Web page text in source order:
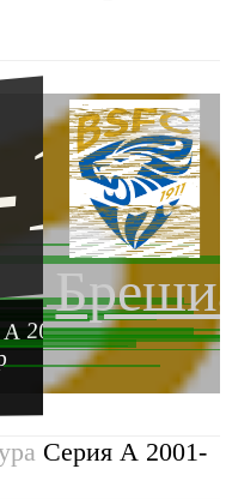
А 2001-2002
Серия А 2001-